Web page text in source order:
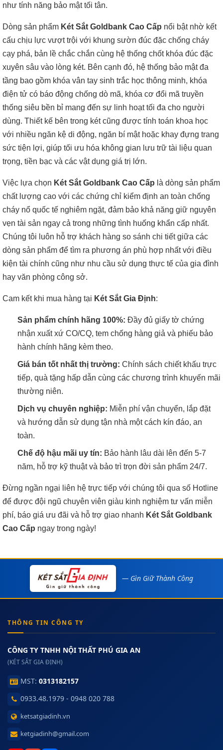
như tính năng bảo mật tối tân.
Dòng sản phẩm Két Sắt Goldbank Cao Cấp nổi bật nhờ kết
cấu chịu lực vượt trội với khung sườn đúc đặc chống cháy
cạy phá, bản lề chắc chắn cùng hệ thống chốt khóa đúc đặc
xuyên sâu vào lòng két. Bên cạnh đó, hệ thống bảo mật đa
tầng bao gồm khóa vân tay sinh trắc học thông minh, khóa
điện tử có báo động chống dò mã, khóa cơ đổi mã truyền
thống siêu bền bỉ mang đến sự linh hoạt tối đa cho người
dùng. Thiết kế bên trong két cũng được tính toán khoa học
với nhiều ngăn kệ di động, ngăn bí mật hoặc khay đựng trang
sức tiện lợi, giúp tối ưu hóa không gian lưu trữ tài liệu quan
trọng, tiền bạc và các vật dụng giá trị lớn.
Việc lựa chọn Két Sắt Goldbank Cao Cấp là dòng sản phẩm
chất lượng cao với các chứng chỉ kiểm định an toàn chống
cháy nổ quốc tế nghiêm ngặt, đảm bảo khả năng giữ nguyên
vẹn tài sản ngay cả trong những tình huống khẩn cấp nhất.
Chúng tôi luôn hỗ trợ khách hàng so sánh chi tiết giữa các
dòng sản phẩm để tìm ra phương án phù hợp nhất với điều
kiện tài chính cũng như nhu cầu sử dụng thực tế của gia đình
hay văn phòng công sở.
Cam kết khi mua hàng tại Két Sắt Gia Định:
Sản phẩm chính hãng 100%: Đầy đủ giấy tờ chứng
nhận xuất xứ CO/CQ, tem chống hàng giả và phiếu bảo
hành chính hãng kèm theo.
Giá bán tốt nhất thị trường: Chính sách chiết khấu trực
tiếp, quà tặng hấp dẫn cùng các chương trình khuyến mãi
thường niên.
Dịch vụ chuyên nghiệp: Miễn phí vận chuyển, lắp đặt
và hướng dẫn sử dụng tận nhà một cách kín đáo, an
toàn.
Chế độ hậu mãi uy tín: Bảo hành lâu dài lên đến 5-7
năm, hỗ trợ kỹ thuật và bảo trì trọn đời sản phẩm 24/7.
Đừng ngần ngại liên hệ trực tiếp với chúng tôi qua số Hotline
để được đội ngũ chuyên viên giàu kinh nghiệm tư vấn miễn
phí, báo giá ưu đãi và hỗ trợ giao nhanh Két Sắt Goldbank
Cao Cấp ngay trong ngày!
— Gìn Giữ Thành Công
THÔNG TIN CÔNG TY
CÔNG TY TNHH NỘI THẤT PHÚ GIA AN
(KÉT SẮT GIA ĐỊNH)
MST: 0313182157
0933.48.1979 - 0948 020 788
ketsatgiadinh.vn
ketgiadinh@gmail.com